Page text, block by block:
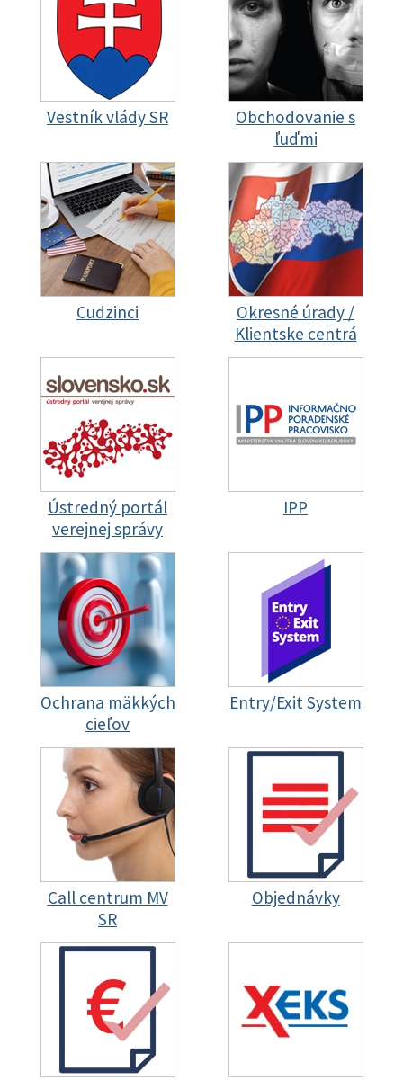
Vestník vlády SR
Obchodovanie s
ľuďmi
Cudzinci
Okresné úrady /
Klientske centrá
Ústredný portál
verejnej správy
IPP
Ochrana mäkkých
cieľov
Entry/Exit System
Call centrum MV
SR
Objednávky